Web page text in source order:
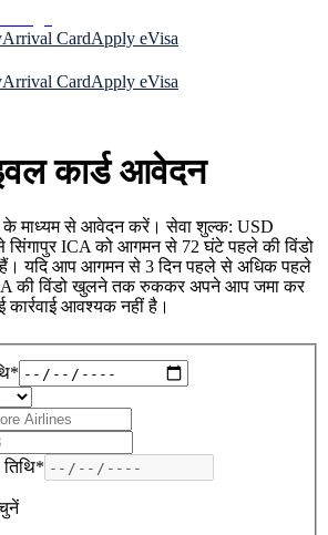
Arrival CardApply eVisa
Arrival CardApply eVisa
कार्ड आवेदन
के माध्यम से आवेदन करें। सेवा शुल्क: USD
ICA को आगमन से 72 घंटे पहले की विंडो
हैं। यदि आप आगमन से 3 दिन पहले से अधिक पहले
की विंडो खुलने तक रुककर अपने आप जमा कर
आवश्यक नहीं है।
*
*